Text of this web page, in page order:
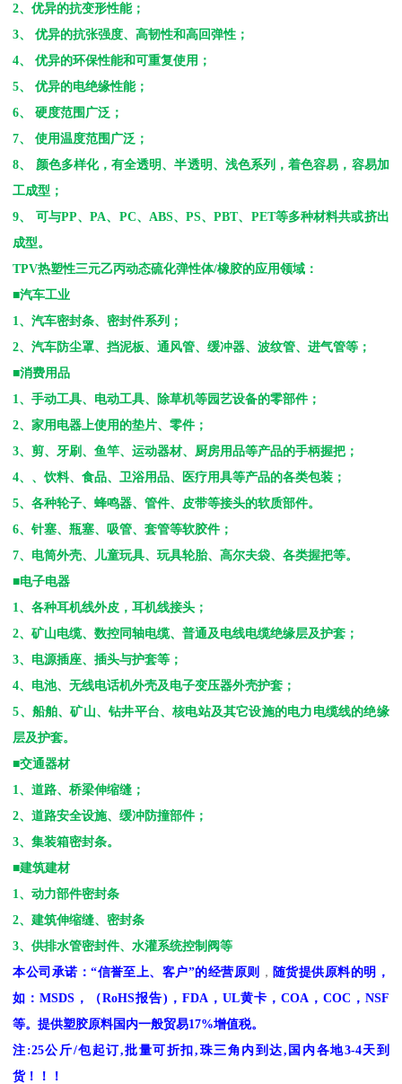
2、优异的抗变形性能；
3、 优异的抗张强度、高韧性和高回弹性；
4、 优异的环保性能和可重复使用；
5、 优异的电绝缘性能；
6、 硬度范围广泛；
7、 使用温度范围广泛；
8、 颜色多样化，有全透明、半透明、浅色系列，着色容易，容易加
工成型；
9、 可与PP、PA、 PC、 ABS、PS、PBT、 PET等多种材料共或挤出
成型。
TPV热塑性三元乙丙动态硫化弹性体/橡胶的应用领域：
■汽车工业
1 、汽车密封条、密封件系列；
2、汽车防尘罩、挡泥板、通风管、缓冲器、波纹管、进气管等；
■消费用品
1 、手动工具、电动工具、除草机等园艺设备的零部件；
2、家用电器上使用的垫片、零件；
3、剪、牙刷、鱼竿、运动器材、厨房用品等产品的手柄握把；
4、、饮料、食品、卫浴用品、医疗用具等产品的各类包装；
5、各种轮子、蜂鸣器、管件、皮带等接头的软质部件。
6、针塞、瓶塞、吸管、套管等软胶件；
7、电筒外壳、儿童玩具、玩具轮胎、高尔夫袋、各类握把等。
■电子电器
1 、各种耳机线外皮，耳机线接头；
2、矿山电缆、数控同轴电缆、普通及电线电缆绝缘层及护套；
3、电源插座、插头与护套等；
4、电池、无线电话机外壳及电子变压器外壳护套；
5、船舶、矿山、钻井平台、核电站及其它设施的电力电缆线的绝缘
层及护套。
■交通器材
1 、道路、桥梁伸缩缝；
2、道路安全设施、缓冲防撞部件；
3、集装箱密封条。
■建筑建材
1 、动力部件密封条
2、建筑伸缩缝、密封条
3、供排水管密封件、水灌系统控制阀等
本公司承诺：“信誉至上、客户”的经营原则 ， 随货提供原料的明，
如：MSDS ， （RoHS报告) ， FDA ， UL黄卡， COA ， COC ， NSF
等。提供塑胶原料国内一般贸易17%增值税。
注 :25公斤/包起订,批量可折扣, 珠三角内到达, 国内各地3-4天到
货！！！